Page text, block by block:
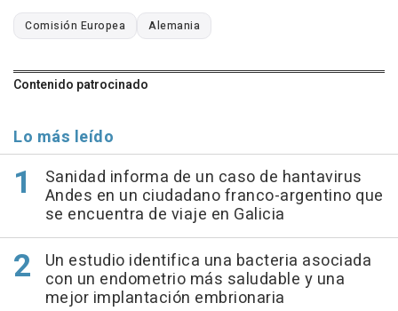
Comisión Europea Alemania
Contenido patrocinado
Lo más leído
Sanidad informa de un caso de hantavirus
Andes en un ciudadano franco-argentino que
se encuentra de viaje en Galicia
Un estudio identifica una bacteria asociada
con un endometrio más saludable y una
mejor implantación embrionaria